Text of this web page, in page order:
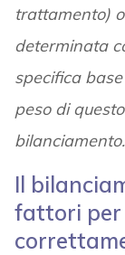
trattamento)
determinata
specifica
peso di
Il
fattori